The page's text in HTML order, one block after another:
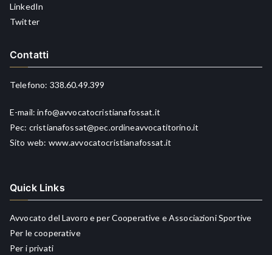
LinkedIn
Twitter
Contatti
Telefono: 338.60.49.399
E-mail:info@avvocatocristianafossat.it
Pec: cristianafossat@pec.ordineavvocatitorino.it
Sito web: www.avvocatocristianafossat.it
Quick Links
Avvocato del Lavoro e per Cooperative e Associazioni Sportive
Per le cooperative
Per i privati